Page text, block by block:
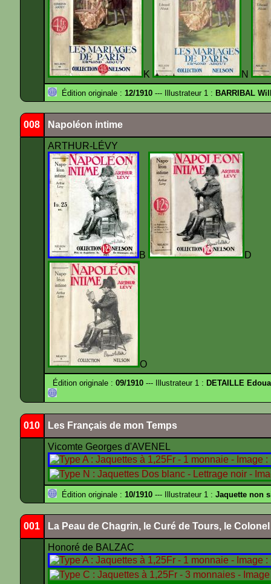
K N
Édition originale : 12/1910 --- Illustrateur 1 : BARRIBAL
008 Napoléon intime
ARTHUR-LÉVY
B
O
Édition originale : 09/1910 --- Illustrateur 1 : DETAILLE
010 Les Français de mon Temps
Vicomte Georges d'AVENEL
Édition originale : 10/1910 --- Illustrateur 1 : Jaquette non
001 La Peau de Chagrin, le Curé de Tours, le
Honoré de BALZAC